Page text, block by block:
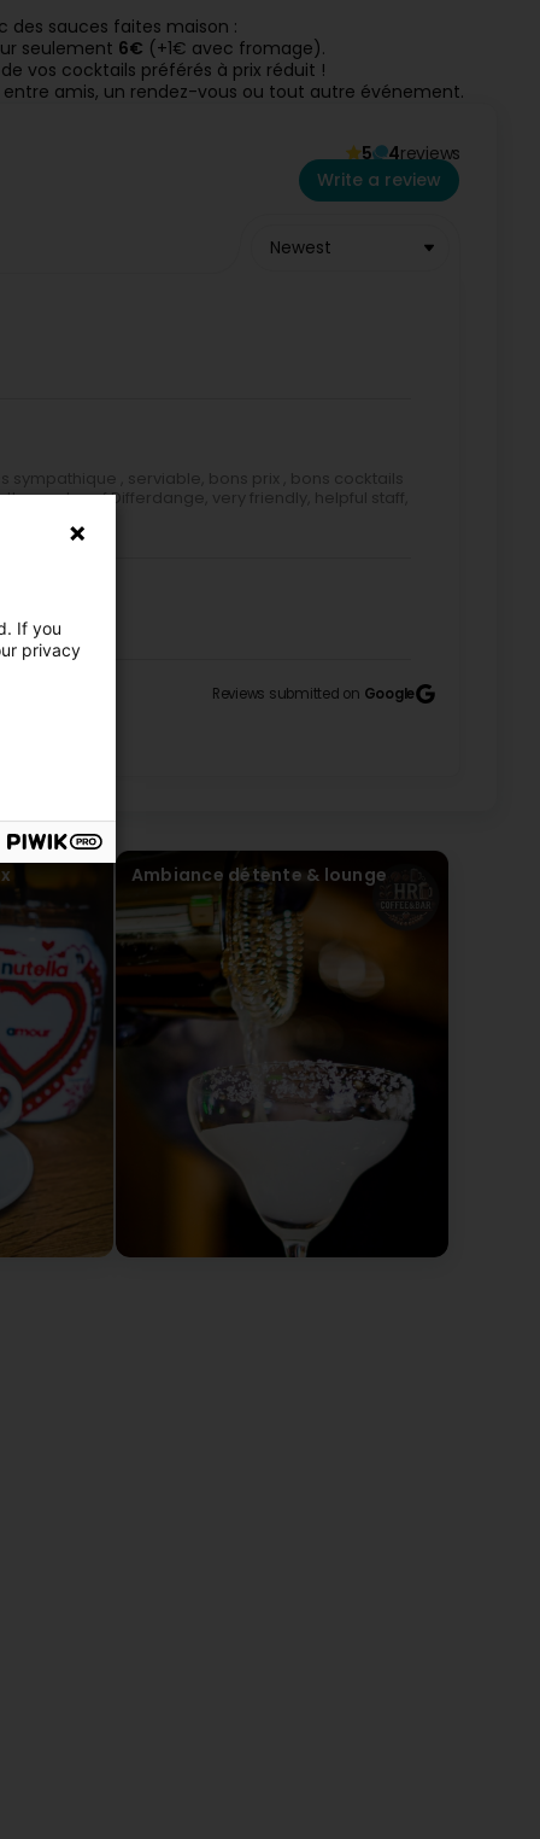
des sauces faites maison :
seulement 6€ (+1€ avec fromage).
vos cocktails préférés à prix réduit !
amis, un rendez-vous ou tout autre événement.
5 4reviews
Write a review
Newest
, serviable, bons prix , bons cocktails
center of Differdange, very friendly, helpful staff,
féminin, ce qui m’a fait me sentir très en
(Translated by Google) Warm, beautiful and
was the Nutella cappuccino. The atmosphere
safe. I loved it! My favorite place in Differdange.
Reviews submitted on Google
Ambiance détente & lounge
If you
privacy